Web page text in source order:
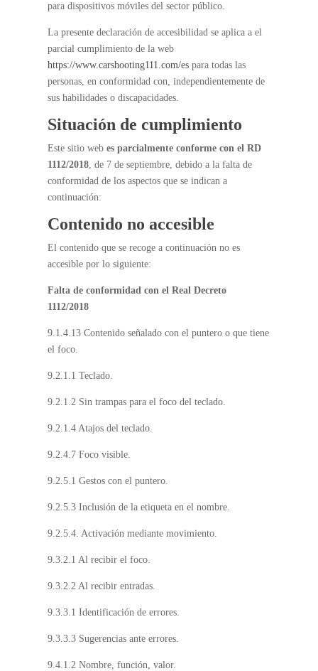
para dispositivos móviles del sector público.
La presente declaración de accesibilidad se aplica a el
parcial cumplimiento de la web
https://www.carshooting111.com/es para todas las
personas, en conformidad con, independientemente de
sus habilidades o discapacidades.
Situación de cumplimiento
Este sitio webes parcialmente conforme con el RD
1112/2018, de 7 de septiembre, debido a la falta de
conformidad de los aspectos que se indican a
continuación:
Contenido no accesible
El contenido que se recoge a continuación no es
accesible por lo siguiente:
Falta de conformidad con el Real Decreto
1112/2018
9.1.4.13 Contenido señalado con el puntero o que tiene
el foco.
9.2.1.1 Teclado.
9.2.1.2 Sin trampas para el foco del teclado.
9.2.1.4 Atajos del teclado.
9.2.4.7 Foco visible.
9.2.5.1 Gestos con el puntero.
9.2.5.3 Inclusión de la etiqueta en el nombre.
9.2.5.4. Activación mediante movimiento.
9.3.2.1 Al recibir el foco.
9.3.2.2 Al recibir entradas.
9.3.3.1 Identificación de errores.
9.3.3.3 Sugerencias ante errores.
9.4.1.2 Nombre, función, valor.